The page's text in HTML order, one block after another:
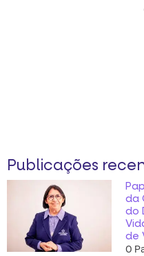
Publicações
da
do
de
O